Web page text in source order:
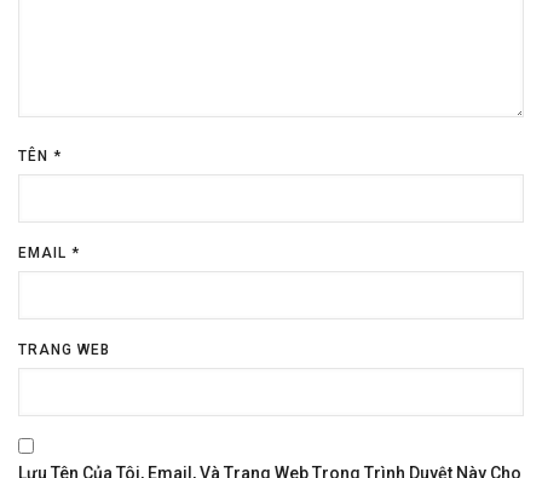
TÊN *
EMAIL *
TRANG WEB
Lưu Tên Của Tôi, Email, Và Trang Web Trong Trình Duyệt Này Cho